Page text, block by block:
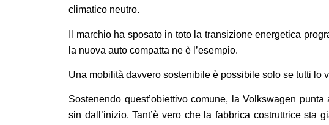
climatico neutro.
Il marchio ha sposato in toto la transizione energetica
la nuova auto compatta ne è l’esempio.
Una mobilità davvero sostenibile è possibile solo se tutti lo
Sostenendo quest’obiettivo comune, la Volkswagen
sin dall’inizio. Tant’è vero che la fabbrica costruttrice sta